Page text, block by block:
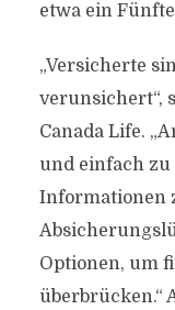
etwa ein
„Versicherte
verunsichert“,
Canada Life.
und einfach
Informationen
Optionen, um
überbrücken.“